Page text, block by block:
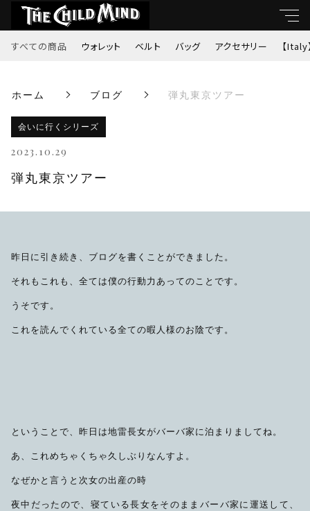
すべての商品 ウォレット ベルト バッグ アクセサリー 【Italy
ホーム ブログ 弾丸東京ツアー
会いに行くシリーズ
2023.10.29
弾丸東京ツアー
昨日に引き続き、ブログを書くことができました。
それもこれも、全ては僕の行動力あってのことです。
うそです。
これを読んでくれている全ての暇人様のお陰です。
ということで、昨日は地雷長女がバーバ家に泊まりましてね。
あ、これめちゃくちゃ久しぶりなんすよ。
なぜかと言うと次女の出産の時
夜中だったので、寝ている長女をそのままバーバ家に運送して、
すべて
バッグ
アクセサリー
【Italy】
限定品
子カテゴリ
並び順